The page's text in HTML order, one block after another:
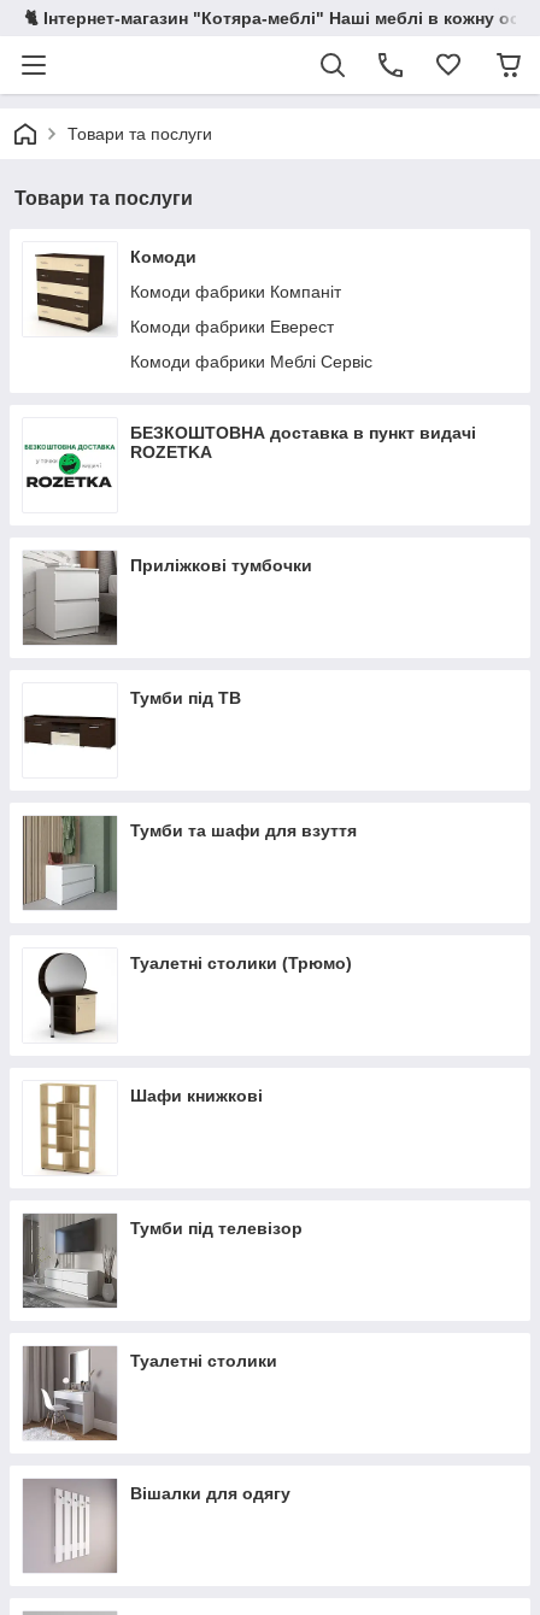
🐈 Інтернет-магазин "Котяра-меблі" Наші меблі в кожну
Товари та послуги
Товари та послуги
Комоди
Комоди фабрики Компаніт
Комоди фабрики Еверест
Комоди фабрики Меблі Сервіс
БЕЗКОШТОВНА доставка в пункт видачі
ROZETKA
Приліжкові тумбочки
Тумби під ТВ
Тумби та шафи для взуття
Туалетні столики (Трюмо)
Шафи книжкові
Тумби під телевізор
Туалетні столики
Вішалки для одягу